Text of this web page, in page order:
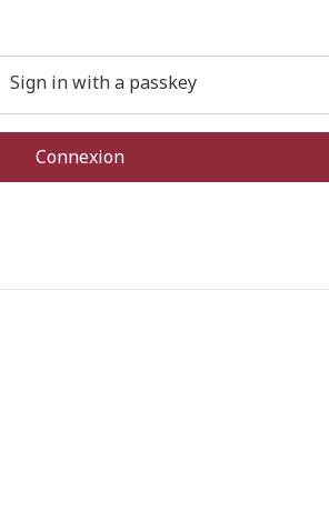
Sign in with a passkey
Connexion